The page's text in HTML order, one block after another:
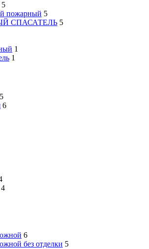
5
пожарный 5
СПАСАТЕЛЬ 5
1
1
5
6
4
6
без отделки 5